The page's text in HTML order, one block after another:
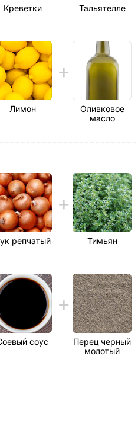
Креветки Тальятелле
Лимон
Оливковое
масло
репчатый Тимьян
соус
Перец черный
молотый